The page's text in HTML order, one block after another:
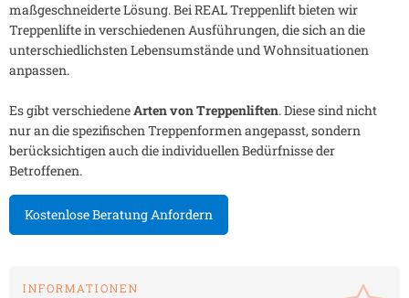
maßgeschneiderte Lösung. Bei REAL Treppenlift bieten wir
Treppenlifte in verschiedenen Ausführungen, die sich an die
unterschiedlichsten Lebensumstände und Wohnsituationen
anpassen.
Es gibt verschiedeneArten von Treppenliften. Diese sind nicht
nur an die spezifischen Treppenformen angepasst, sondern
berücksichtigen auch die individuellen Bedürfnisse der
Betroffenen.
Kostenlose Beratung Anfordern
INFORMATIONEN